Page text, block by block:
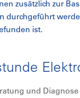
zusätzlich zur
durchgeführt
ist.
und